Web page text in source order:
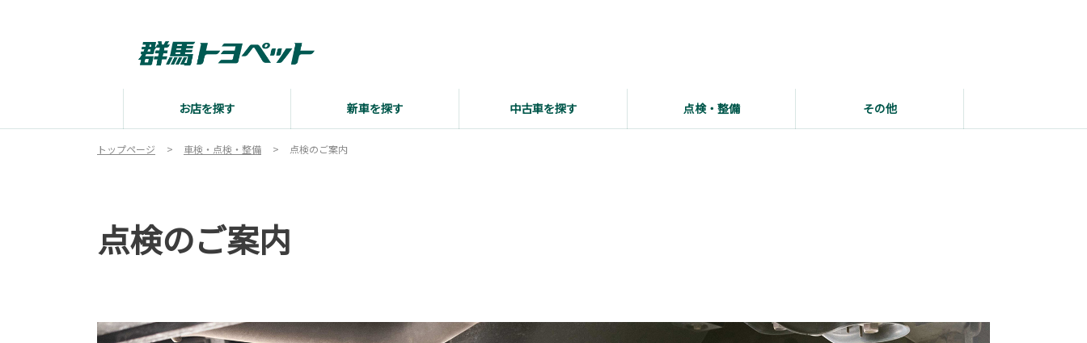
お店を探す 新車を探す 中古車を探す 点検・整備 その他
トップページ 車検・点検・整備 点検のご案内
点検のご案内